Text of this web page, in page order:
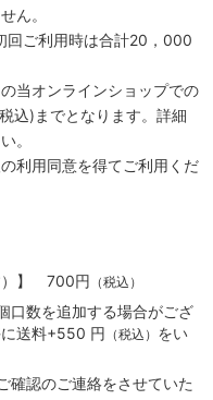
ん。
回ご利用時は合計20，000
当オンラインショップでの
込)までとなります。詳細
。
利用同意を得てご利用くだ
）】 700円 （税込）
口数を追加する場合がござ
送料+550 円 （税込） をい
確認のご連絡をさせていた